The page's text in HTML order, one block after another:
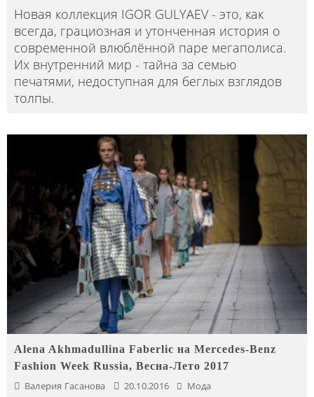
Новая коллекция IGOR GULYAEV - это, как
всегда, грациозная и утонченная история о
современной влюблённой паре мегаполиса.
Их внутренний мир - тайна за семью
печатями, недоступная для беглых взглядов
толпы.
Alena Akhmadullina Faberlic на Mercedes-Benz
Fashion Week Russia, Весна-Лето 2017
Валерия Гасанова 20.10.2016 Мода